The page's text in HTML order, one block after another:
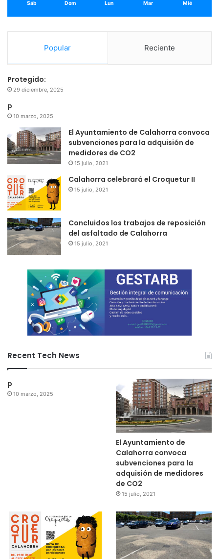
Sáb Dom Lun Mar Mié
Popular Reciente
Protegido:
29 diciembre, 2025
p
10 marzo, 2025
El Ayuntamiento de Calahorra convoca
subvenciones para la adquisión de
medidores de CO2
15 julio, 2021
Calahorra celebrará el Croquetur II
15 julio, 2021
Concluidos los trabajos de reposición
del asfaltado de Calahorra
15 julio, 2021
Recent Tech News
p
10 marzo, 2025
El Ayuntamiento de
Calahorra convoca
subvenciones para la
adquisión de medidores
de CO2
15 julio, 2021